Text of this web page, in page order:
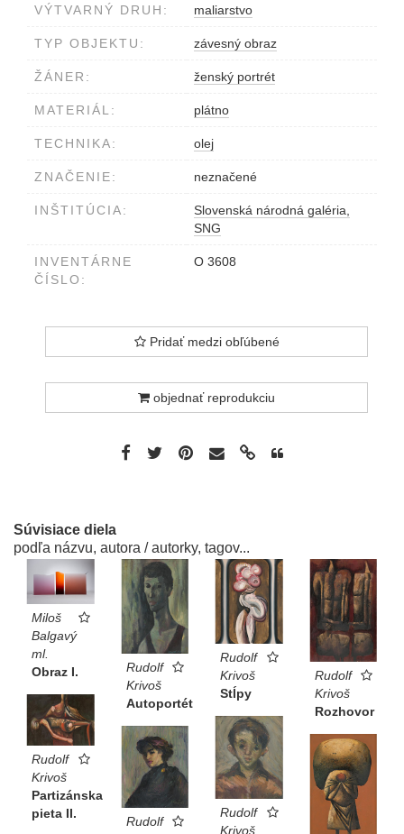
VÝTVARNÝ DRUH: maliarstvo
TYP OBJEKTU: závesný obraz
ŽÁNER: ženský portrét
MATERIÁL: plátno
TECHNIKA: olej
ZNAČENIE: neznačené
INŠTITÚCIA:
Slovenská národná galéria,
SNG
INVENTÁRNE
ČÍSLO:
O 3608
Pridať medzi obľúbené
objednať reprodukciu
Súvisiace diela
podľa názvu, autora / autorky, tagov...
Miloš
Balgavý
ml.
Obraz I.
Rudolf
Krivoš
Autoportét
Rudolf
Krivoš
Stĺpy
Rudolf
Krivoš
Rozhovor
Rudolf
Krivoš
Partizánska
pieta II.
Rudolf
Krivoš
Rudolf